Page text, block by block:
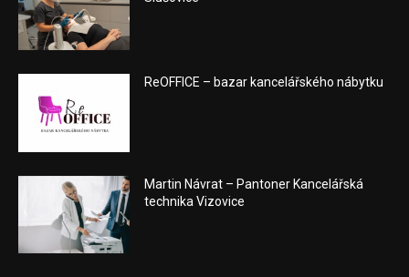
ReOFFICE – bazar kancelářského nábytku
Martin Návrat – Pantoner Kancelářská
technika Vizovice